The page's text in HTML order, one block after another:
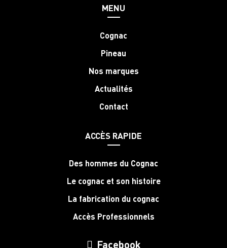
MENU
Cognac
Pineau
Nos marques
Actualités
Contact
ACCÈS RAPIDE
Des hommes du Cognac
Le cognac et son histoire
La fabrication du cognac
Accès Professionnels
Facebook